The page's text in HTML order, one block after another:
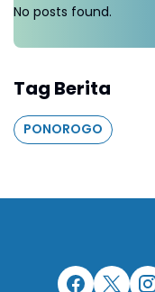
No posts found.
Tag Berita
PONOROGO